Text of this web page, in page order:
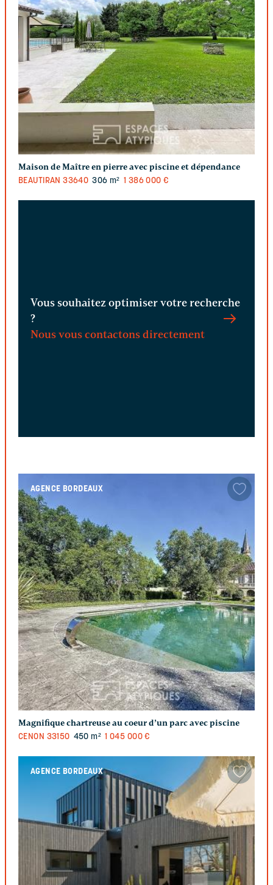
Maison de Maître en pierre avec piscine et dépendance
BEAUTIRAN 33640 306 m² 1 386 000 €
Vous souhaitez optimiser votre recherche
?
Nous vous contactons directement
AGENCE BORDEAUX
Magnifique chartreuse au coeur d’un parc avec piscine
CENON 33150 450 m² 1 045 000 €
AGENCE BORDEAUX